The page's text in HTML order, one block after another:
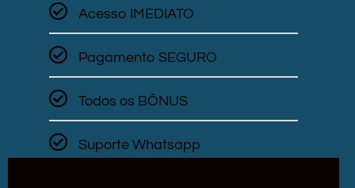
Acesso IMEDIATO
Pagamento SEGURO
Todos os BÔNUS
Suporte Whatsapp